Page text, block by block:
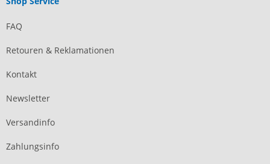
FAQ
Retouren & Reklamationen
Kontakt
Newsletter
Versandinfo
Zahlungsinfo